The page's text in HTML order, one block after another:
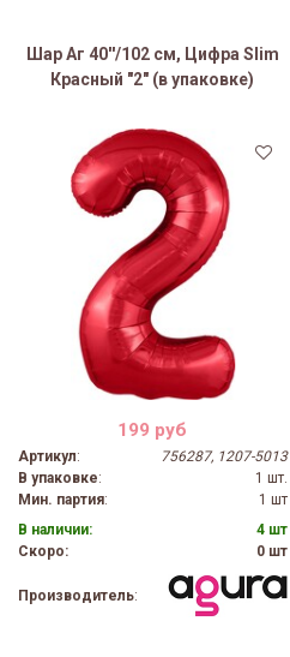
Шар Аг 40''/102 см, Цифра Slim
Красный "2" (в упаковке)
199 руб
Артикул:
756287, 1207-5013
В упаковке:
1 шт.
Мин. партия:
1 шт
В наличии:
4 шт
Скоро:
0 шт
Производитель: